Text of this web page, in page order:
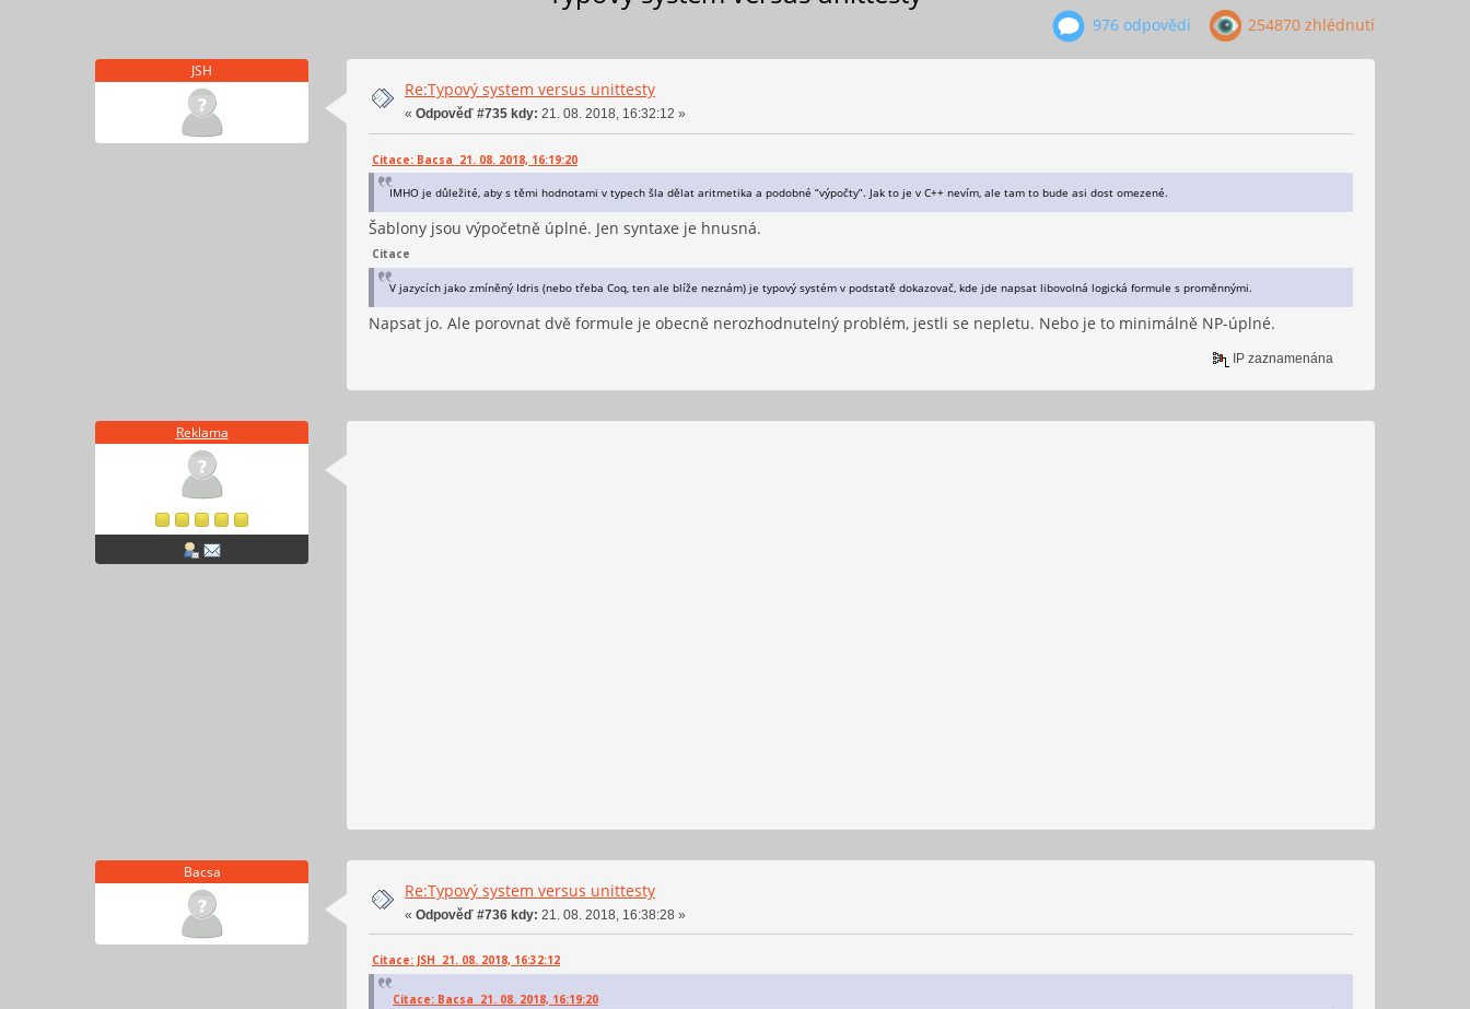
976 odpovědí 254870 zhlédnutí
JSH
Re:Typový system versus unittesty
« Odpověď #735 kdy: 21. 08. 2018, 16:32:12 »
Citace: Bacsa 21. 08. 2018, 16:19:20
IMHO je důležité, aby s těmi hodnotami v typech šla dělat aritmetika a podobné “výpočty”. Jak to je v C++ nevím, ale tam to bude asi dost omezené.
Šablony jsou výpočetně úplné. Jen syntaxe je hnusná.
Citace
V jazycích jako zmíněný Idris (nebo třeba Coq, ten ale blíže neznám) je typový systém v podstatě dokazovač, kde jde napsat libovolná logická formule s proměnnými.
Napsat jo. Ale porovnat dvě formule je obecně nerozhodnutelný problém, jestli se nepletu. Nebo je to minimálně NP-úplné.
IP zaznamenána
Reklama
Bacsa
Re:Typový system versus unittesty
« Odpověď #736 kdy: 21. 08. 2018, 16:38:28 »
Citace: JSH 21. 08. 2018, 16:32:12
Citace: Bacsa 21. 08. 2018, 16:19:20